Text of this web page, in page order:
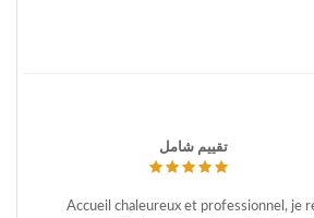
تقييم شامل
Accueil chaleureux et professionnel, je